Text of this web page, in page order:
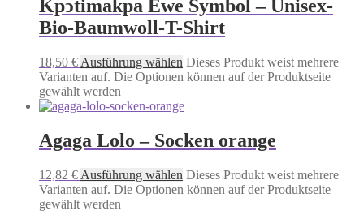
Kpͻtimakpa Ewe Symbol – Unisex-
Bio-Baumwoll-T-Shirt
18,50 € Ausführung wählen Dieses Produkt weist mehrere
Varianten auf. Die Optionen können auf der Produktseite
gewählt werden
Agaga Lolo – Socken orange
12,82 € Ausführung wählen Dieses Produkt weist mehrere
Varianten auf. Die Optionen können auf der Produktseite
gewählt werden